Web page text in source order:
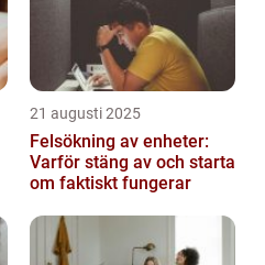
21 augusti 2025
Felsökning av enheter:
Varför stäng av och starta
om faktiskt fungerar